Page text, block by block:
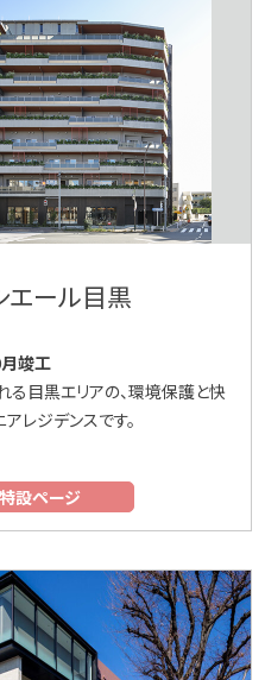
エール目黒
竣工
目黒エリアの、環境保護と快
レジデンスです。
特設ページ